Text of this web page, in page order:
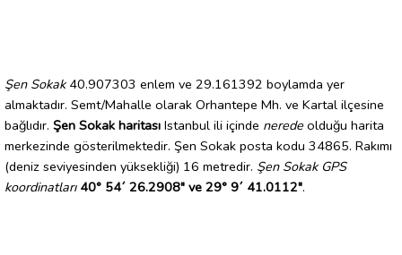
Şen Sokak40.907303 enlem ve 29.161392 boylamda yer
almaktadır. Semt/Mahalle olarak Orhantepe Mh. ve Kartal ilçesine
bağlıdır. Şen Sokak haritası Istanbul ili içinde nerede olduğu harita
merkezinde gösterilmektedir. Şen Sokak posta kodu 34865. Rakımı
(deniz seviyesinden yüksekliği) 16 metredir. Şen Sokak GPS
koordinatları 40° 54´ 26.2908" ve 29° 9´ 41.0112".